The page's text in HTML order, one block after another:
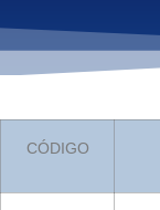
CÓDIGO